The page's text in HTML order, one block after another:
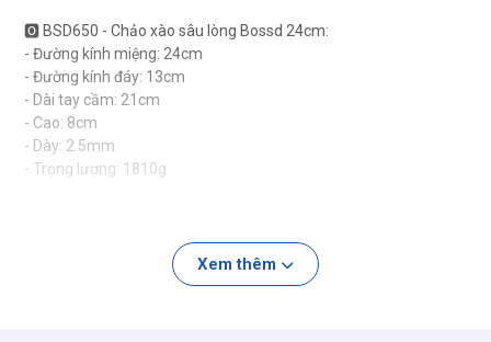
🅾 BSD650 - Chảo xào sâu lòng Bossd 24cm:
- Đường kính miệng: 24cm
- Đường kính đáy: 13cm
- Dài tay cầm: 21cm
- Cao: 8cm
- Dày: 2.5mm
- Trọng lượng: 1810g
- Thép không gỉ 18/10 ( luôn cam kết chất liệu chuẩn như công
Xem thêm